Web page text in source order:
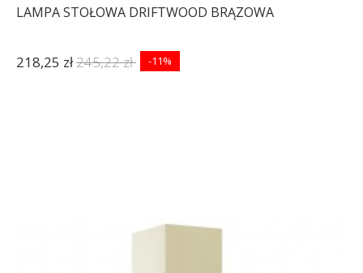
LAMPA STOŁOWA DRIFTWOOD BRĄZOWA
218,25 zł245,22 zł -11%